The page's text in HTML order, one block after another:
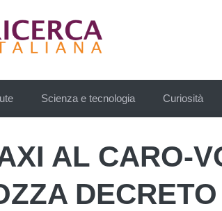
Scienza e tecnologia Curiosità
AL CARO-